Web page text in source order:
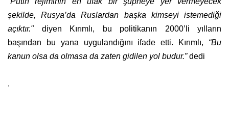
şekilde, Rusya’da Ruslardan başka kimseyi istemediği
açıktır."diyen Kırımlı, bu politikanın 2000’li yılların
başından bu yana uygulandığını ifade etti. Kırımlı, “Bu
kanun olsa da olmasa da zaten gidilen yol budur.”dedi
.